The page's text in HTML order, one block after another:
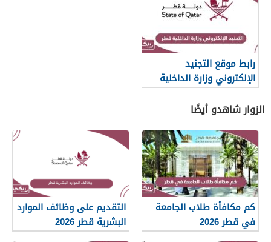
رابط موقع التجنيد
الإلكتروني وزارة الداخلية
قطر
الزوار شاهدو أيضًا
كم مكافأة طلاب الجامعة
في قطر 2026
التقديم على وظائف الموارد
البشرية قطر 2026